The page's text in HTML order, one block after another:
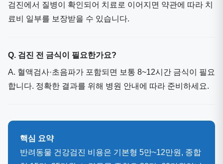
검진에서 질병이 확인되어 치료로 이어지면 약관에 따라 치
료비 일부를 보장받을 수 있습니다.
Q. 검진 전 금식이 필요한가요?
A. 혈액검사·초음파가 포함되면 보통 8~12시간 금식이 필요
합니다. 정확한 결과를 위해 병원 안내에 따라 준비하세요.
핵심 요약
반려동물 건강검진 비용은 기본형 5만~12만원, 종합